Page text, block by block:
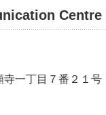
Centre
寺一丁目７番２１号